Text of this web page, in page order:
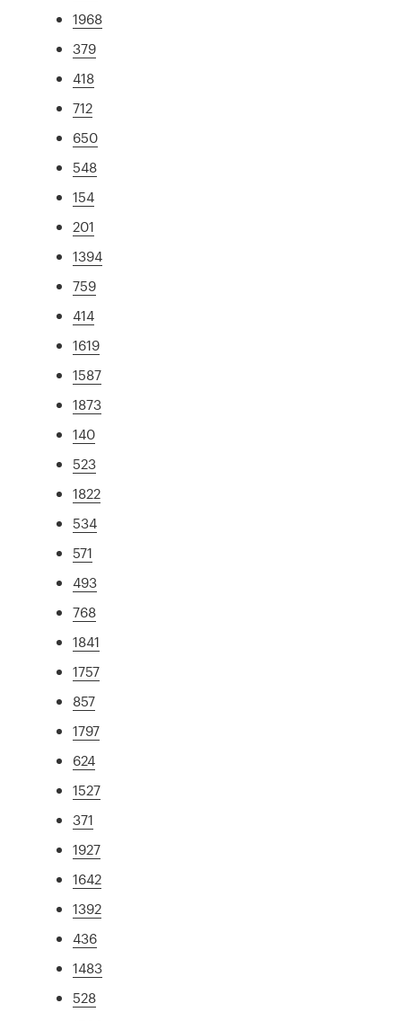
1968
379
418
712
650
548
154
201
1394
759
414
1619
1587
1873
140
523
1822
534
571
493
768
1841
1757
857
1797
624
1527
371
1927
1642
1392
436
1483
528